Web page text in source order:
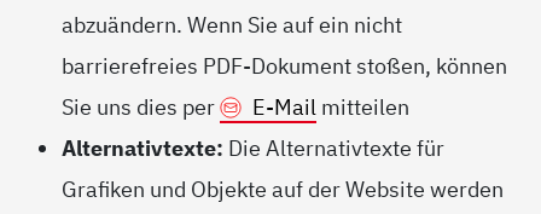
abzuändern. Wenn Sie auf ein nicht
barrierefreies PDF-Dokument stoßen, können
Sie uns dies per
E-Mailmitteilen
Alternativtexte: Die Alternativtexte für
Grafiken und Objekte auf der Website werden